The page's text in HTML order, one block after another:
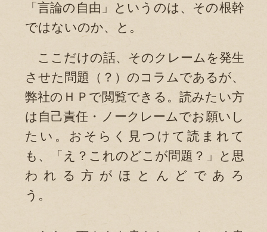
「言論の自由」というのは、その根幹
ではないのか、と。
ここだけの話、そのクレームを発生
させた問題（？）のコラムであるが、
弊社のＨＰで閲覧できる。読みたい方
は自己責任・ノークレームでお願いし
たい。おそらく見つけて読まれて
も、「え？これのどこが問題？」と思
われる方がほとんどであろ
う。